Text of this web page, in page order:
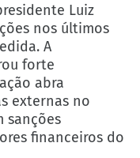
Luiz
nos últimos
A
forte
abra
externas no
sanções
financeiros do